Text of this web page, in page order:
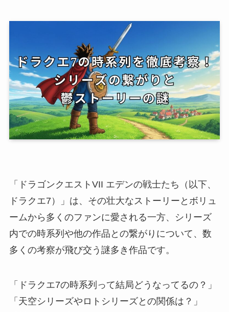
「ドラゴンクエストVII エデンの戦士たち（以下、
ドラクエ7）」は、その壮大なストーリーとボリュ
ームから多くのファンに愛される一方、シリーズ
内での時系列や他の作品との繋がりについて、数
多くの考察が飛び交う謎多き作品です。
「ドラクエ7の時系列って結局どうなってるの？」
「天空シリーズやロトシリーズとの関係は？」